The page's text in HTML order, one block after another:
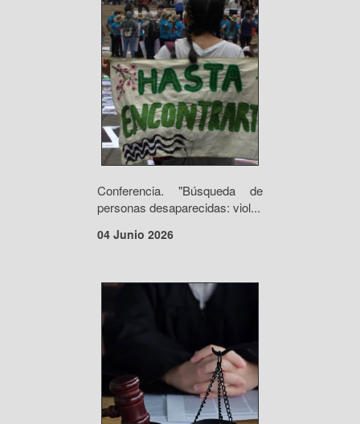
Conferencia. "Búsqueda de
personas desaparecidas: viol...
04 Junio 2026